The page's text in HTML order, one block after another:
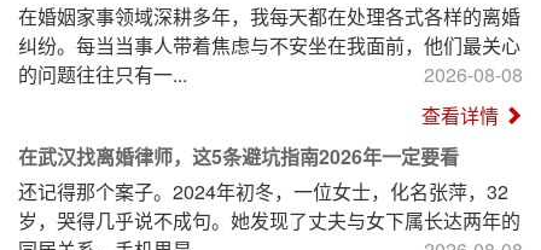
在婚姻家事领域深耕多年，我每天都在处理各式各样的离婚
纠纷。每当当事人带着焦虑与不安坐在我面前，他们最关心
的问题往往只有一...
2026-08-08
查看详情
在武汉找离婚律师，这5条避坑指南2026年一定要看
还记得那个案子。2024年初冬，一位女士，化名张萍，32
岁，哭得几乎说不成句。她发现了丈夫与女下属长达两年的